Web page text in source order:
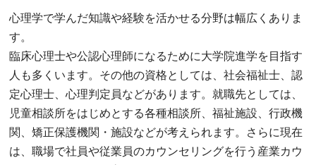
心理学で学んだ知識や経験を活かせる分野は幅広くありま
す。
臨床心理士や公認心理師になるために大学院進学を目指す
人も多くいます。その他の資格としては、社会福祉士、認
定心理士、心理判定員などがあります。就職先としては、
児童相談所をはじめとする各種相談所、福祉施設、行政機
関、矯正保護機関・施設などが考えられます。さらに現在
は、職場で社員や従業員のカウンセリングを行う産業カウ